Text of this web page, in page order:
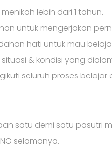
lebih dari 1 tahun.
untuk mengerjakan
hati untuk mau
& kondisi yang
seluruh proses belajar
satu demi satu pasutri
selamanya.